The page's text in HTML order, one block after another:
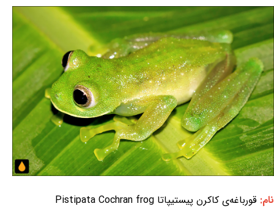
نام: قورباغه‌ی کاکرن پیستیپاتا Pistipata Cochran frog